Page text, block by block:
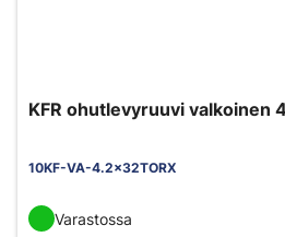
KFR ohutlevyruuvi valkoinen
10KF-VA-4.2x32TORX
Varastossa